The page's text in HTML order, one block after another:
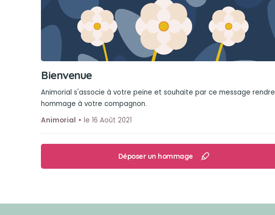
Bienvenue
Animorial s'associe à votre peine et souhaite par ce message rendre
hommage à votre compagnon.
Animorial
le 16 Août 2021
Déposer un hommage